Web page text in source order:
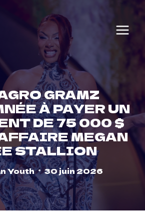
GRAMZ
À PAYER UN
DE 75 000 $
MEGAN
STALLION
Youth 30 juin 2026